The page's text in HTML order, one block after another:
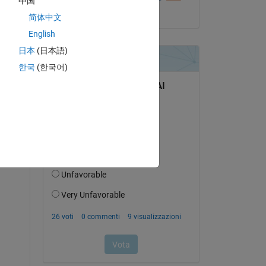
简体中文
English
日本 (日本語)
한국 (한국어)